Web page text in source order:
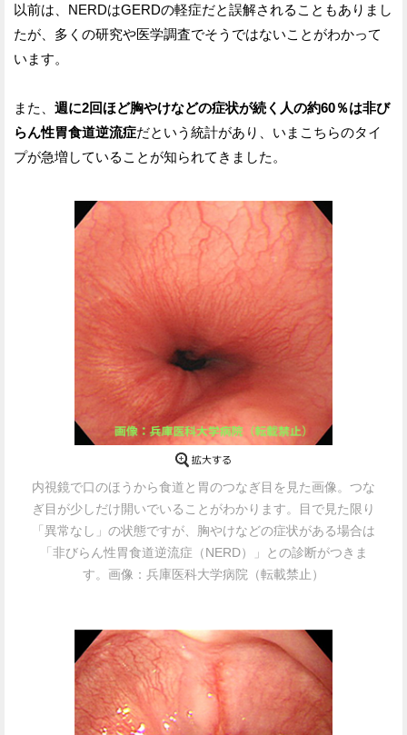
以前は、NERDはGERDの軽症だと誤解されることもありまし
たが、多くの研究や医学調査でそうではないことがわかって
います。
また、 週に2回ほど胸やけなどの症状が続く人の約60％は非び
らん性胃食道逆流症だという統計があり、いまこちらのタイ
プが急増していることが知られてきました。
内視鏡で口のほうから食道と胃のつなぎ目を見た画像。つな
ぎ目が少しだけ開いでいることがわかります。目で見た限り
「異常なし」の状態ですが、胸やけなどの症状がある場合は
「非びらん性胃食道逆流症（NERD）」との診断がつきま
す。画像：兵庫医科大学病院（転載禁止）